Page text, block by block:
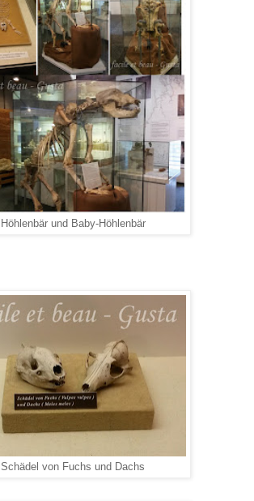
Höhlenbär und Baby-Höhlenbär
Schädel von Fuchs und Dachs